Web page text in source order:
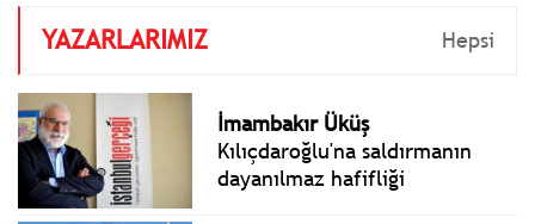
YAZARLARIMIZ Hepsi
İmambakır Üküş
Kılıçdaroğlu'na saldırmanın
dayanılmaz hafifliği